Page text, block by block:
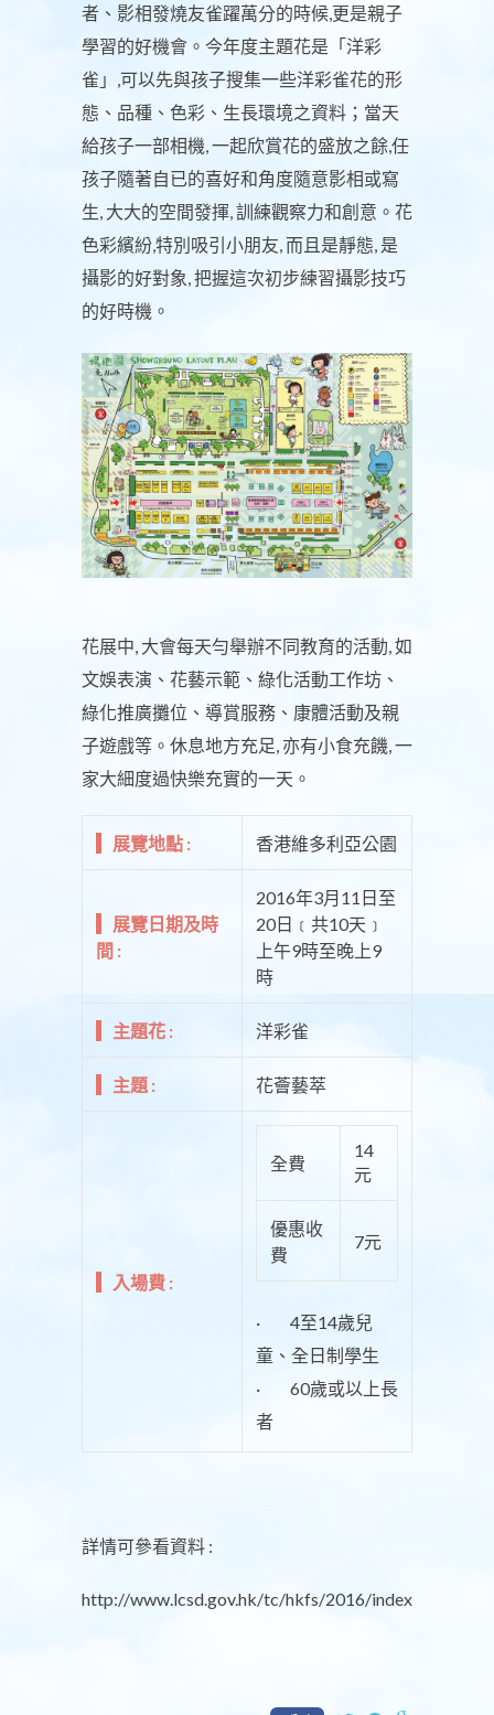
者、影相發燒友雀躍萬分的時候,更是親子
學習的好機會。今年度主題花是「洋彩
雀」,可以先與孩子搜集一些洋彩雀花的形
態、品種、色彩、生長環境之資料；當天
給孩子一部相機, 一起欣賞花的盛放之餘,任
孩子隨著自已的喜好和角度隨意影相或寫
生, 大大的空間發揮, 訓練觀察力和創意。花
色彩繽紛,特別吸引小朋友, 而且是靜態, 是
攝影的好對象, 把握這次初步練習攝影技巧
的好時機。
花展中, 大會每天勻舉辦不同教育的活動, 如
文娛表演、花藝示範、綠化活動工作坊、
綠化推廣攤位、導賞服務、康體活動及親
子遊戲等。休息地方充足, 亦有小食充饑, 一
家大細度過快樂充實的一天。
展覽地點 : 香港維多利亞公園
展覽日期及時
間 :
2016年3月11日至
20日﹝共10天﹞
上午9時至晚上9
時
主題花 : 洋彩雀
主題 : 花薈藝萃
入場費 :
全費
14
元
優惠收
費
7元
· 4至14歲兒
童、全日制學生
· 60歲或以上長
者
詳情可參看資料 :
http://www.lcsd.gov.hk/tc/hkfs/2016/index.html